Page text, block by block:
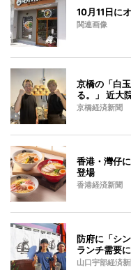
10月11日に
関連画像
京橋の「白
る。」 近大
京橋経済新聞
香港・灣仔
登場
香港経済新聞
防府に「シ
ランチ需要
山口宇部経済